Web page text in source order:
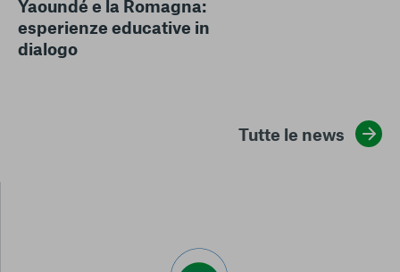
Yaoundé e la Romagna:
esperienze educative in
dialogo
Tutte le news